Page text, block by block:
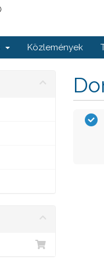
Közlemények